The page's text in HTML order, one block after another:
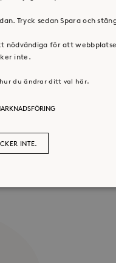
Tryck sedan Spara och
nödvändiga för att
inte.
du ändrar ditt val här.
INTE.